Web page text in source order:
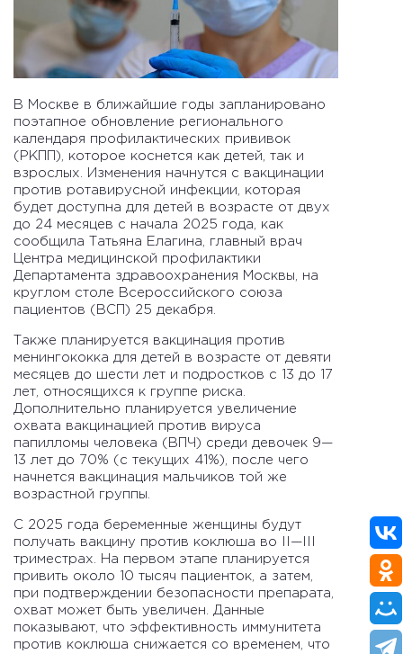
В Москве в ближайшие годы запланировано
поэтапное обновление регионального
календаря профилактических прививок
(РКПП), которое коснется как детей, так и
взрослых. Изменения начнутся с вакцинации
против ротавирусной инфекции, которая
будет доступна для детей в возрасте от двух
до 24 месяцев с начала 2025 года, как
сообщила Татьяна Елагина, главный врач
Центра медицинской профилактики
Департамента здравоохранения Москвы, на
круглом столе Всероссийского союза
пациентов (ВСП) 25 декабря.
Также планируется вакцинация против
менингококка для детей в возрасте от девяти
месяцев до шести лет и подростков с 13 до 17
лет, относящихся к группе риска.
Дополнительно планируется увеличение
охвата вакцинацией против вируса
папилломы человека (ВПЧ) среди девочек 9—
13 лет до 70% (с текущих 41%), после чего
начнется вакцинация мальчиков той же
возрастной группы.
С 2025 года беременные женщины будут
получать вакцину против коклюша во II—III
триместрах. На первом этапе планируется
привить около 10 тысяч пациенток, а затем,
при подтверждении безопасности препарата,
охват может быть увеличен. Данные
показывают, что эффективность иммунитета
против коклюша снижается со временем, что